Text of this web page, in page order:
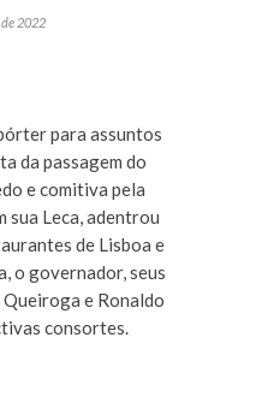
2022
para assuntos
da passagem do
e comitiva pela
sua Leca, adentrou
de Lisboa e
o governador, seus
e Ronaldo
consortes.